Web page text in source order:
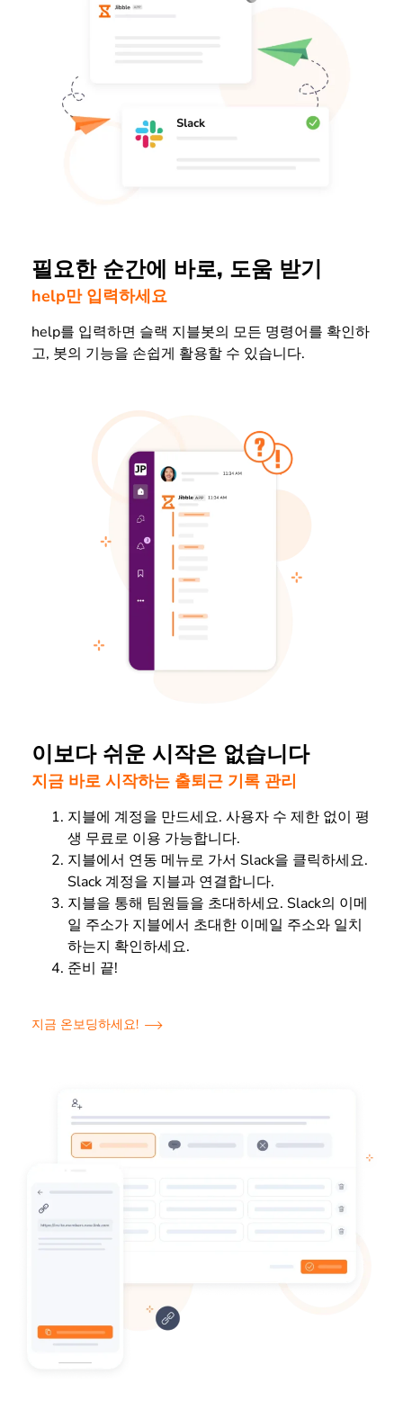
필요한 순간에 바로, 도움 받기
help만 입력하세요
help를 입력하면 슬랙 지블봇의 모든 명령어를 확인하
고, 봇의 기능을 손쉽게 활용할 수 있습니다.
이보다 쉬운 시작은 없습니다
지금 바로 시작하는 출퇴근 기록 관리
지블에 계정을 만드세요. 사용자 수 제한 없이 평
생 무료로 이용 가능합니다.
지블에서 연동 메뉴로 가서 Slack을 클릭하세요.
Slack 계정을 지블과 연결합니다.
지블을 통해 팀원들을 초대하세요. Slack의 이메
일 주소가 지블에서 초대한 이메일 주소와 일치
하는지 확인하세요.
준비 끝!
지금 온보딩하세요!